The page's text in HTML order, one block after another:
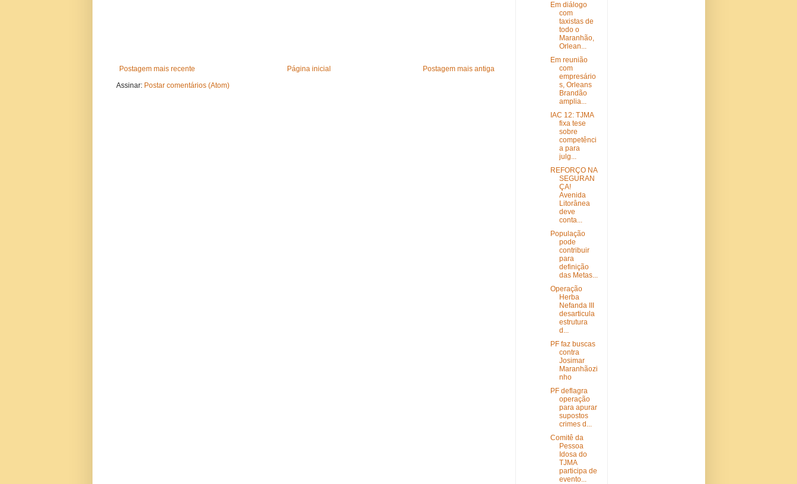
Postagem mais recente Postagem mais antiga
Página inicial
Assinar: Postar comentários (Atom)
Em diálogo
com
taxistas de
todo o
Maranhão,
Orlean...
Em reunião
com
empresário
s, Orleans
Brandão
amplia...
IAC 12: TJMA
fixa tese
sobre
competênci
a para
julg...
REFORÇO NA
SEGURAN
ÇA!
Avenida
Litorânea
deve
conta...
População
pode
contribuir
para
definição
das Metas...
Operação
Herba
Nefanda III
desarticula
estrutura
d...
PF faz buscas
contra
Josimar
Maranhãozi
nho
PF deflagra
operação
para apurar
supostos
crimes d...
Comitê da
Pessoa
Idosa do
TJMA
participa de
evento...